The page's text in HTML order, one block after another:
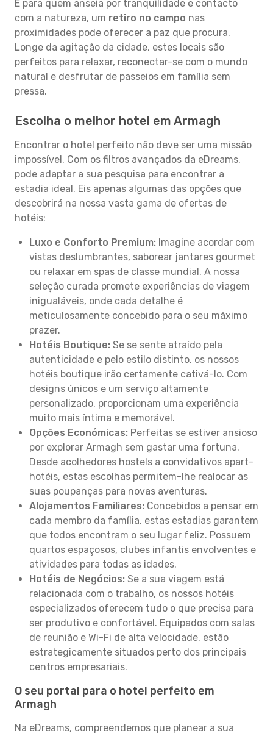
E para quem anseia por tranquilidade e contacto
com a natureza, um retiro no campo nas
proximidades pode oferecer a paz que procura.
Longe da agitação da cidade, estes locais são
perfeitos para relaxar, reconectar-se com o mundo
natural e desfrutar de passeios em família sem
pressa.
Escolha o melhor hotel em Armagh
Encontrar o hotel perfeito não deve ser uma missão
impossível. Com os filtros avançados da eDreams,
pode adaptar a sua pesquisa para encontrar a
estadia ideal. Eis apenas algumas das opções que
descobrirá na nossa vasta gama de ofertas de
hotéis:
Luxo e Conforto Premium: Imagine acordar com
vistas deslumbrantes, saborear jantares gourmet
ou relaxar em spas de classe mundial. A nossa
seleção curada promete experiências de viagem
inigualáveis, onde cada detalhe é
meticulosamente concebido para o seu máximo
prazer.
Hotéis Boutique: Se se sente atraído pela
autenticidade e pelo estilo distinto, os nossos
hotéis boutique irão certamente cativá-lo. Com
designs únicos e um serviço altamente
personalizado, proporcionam uma experiência
muito mais íntima e memorável.
Opções Económicas: Perfeitas se estiver ansioso
por explorar Armagh sem gastar uma fortuna.
Desde acolhedores hostels a convidativos apart-
hotéis, estas escolhas permitem-lhe realocar as
suas poupanças para novas aventuras.
Alojamentos Familiares: Concebidos a pensar em
cada membro da família, estas estadias garantem
que todos encontram o seu lugar feliz. Possuem
quartos espaçosos, clubes infantis envolventes e
atividades para todas as idades.
Hotéis de Negócios: Se a sua viagem está
relacionada com o trabalho, os nossos hotéis
especializados oferecem tudo o que precisa para
ser produtivo e confortável. Equipados com salas
de reunião e Wi-Fi de alta velocidade, estão
estrategicamente situados perto dos principais
centros empresariais.
O seu portal para o hotel perfeito em
Armagh
Na eDreams, compreendemos que planear a sua